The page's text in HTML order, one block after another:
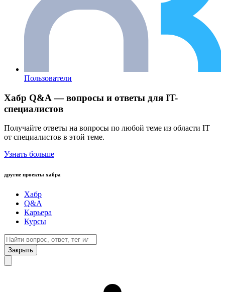
Пользователи
Хабр Q&A — вопросы и ответы для IT-
специалистов
Получайте ответы на вопросы по любой теме из области IT
от специалистов в этой теме.
Узнать больше
другие проекты хабра
Хабр
Q&A
Карьера
Курсы
Закрыть